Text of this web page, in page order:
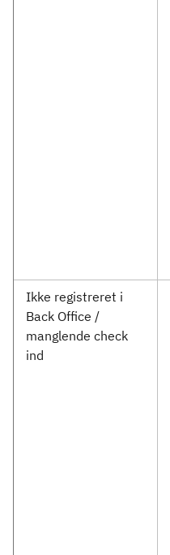
Ikke registreret i
Back Office /
manglende check
ind